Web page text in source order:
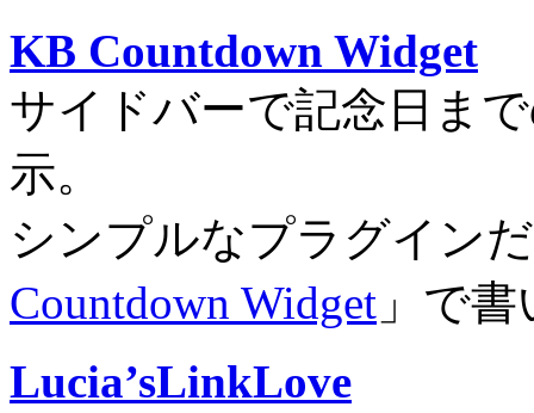
KB Countdown Widget
サイドバーで記念日ま
示。
シンプルなプラグイン
Countdown Widget 」で
Lucia’sLinkLove